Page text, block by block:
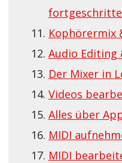
Kophörermix
Audio Editing
Der Mixer in
Videos
Alles über
MIDI
MIDI